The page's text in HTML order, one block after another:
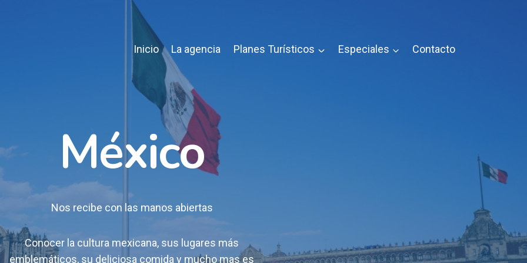
Inicio La agencia Planes Turísticos Especiales Contacto
México
Nos recibe con las manos abiertas
Conocer la cultura mexicana, sus lugares más
emblemáticos, su deliciosa comida y mucho mas es